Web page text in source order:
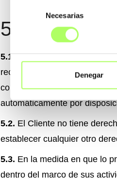
consentimiento
Necesarias
Denegar
5. Retención
5.1.Los productos
recibido el pago completo de
condición suspensiva de
automáticamente por
5.2. El Cliente no tiene
establecer cualquier otro
5.3. En la medida en que lo
dentro del marco de sus